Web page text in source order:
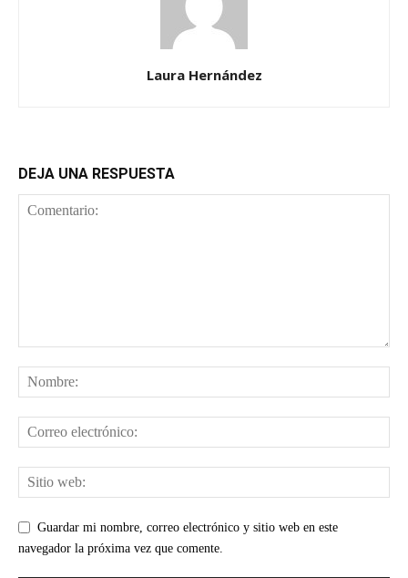
Laura Hernández
DEJA UNA RESPUESTA
Guardar mi nombre, correo electrónico y sitio web en este
navegador la próxima vez que comente.